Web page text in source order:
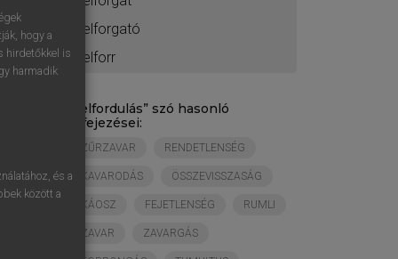
felforgató
felforr
felfordulás” szó hasonló
kifejezései:
ZŰRZAVAR RENDETLENSÉG
KAVARODÁS ÖSSZEVISSZASÁG
KÁOSZ FEJETLENSÉG RUMLI
ZAVAR ZAVARGÁS
hogy a
hirdetőkkel is
harmadik
és a
között a